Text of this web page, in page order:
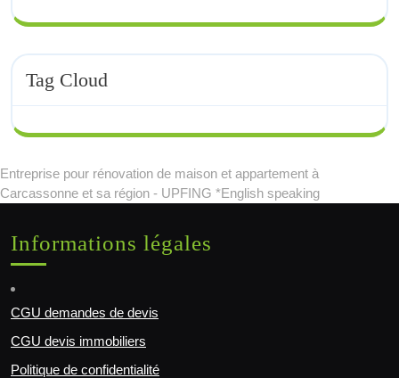
Tag Cloud
Entreprise pour rénovation de maison et appartement à
Carcassonne et sa région - UPFING *English speaking
Informations légales
CGU demandes de devis
CGU devis immobiliers
Politique de confidentialité